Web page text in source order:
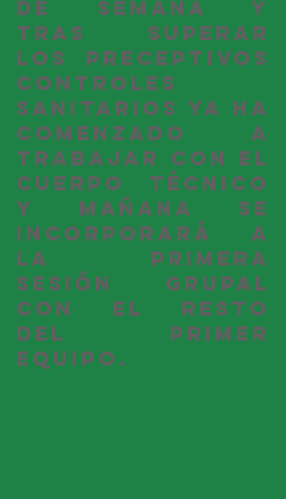
de semana y
tras superar
los preceptivos
controles
sanitarios ya ha
comenzado a
trabajar con el
cuerpo técnico
y mañana se
incorporará a
la primera
sesión grupal
con el resto
del primer
equipo.